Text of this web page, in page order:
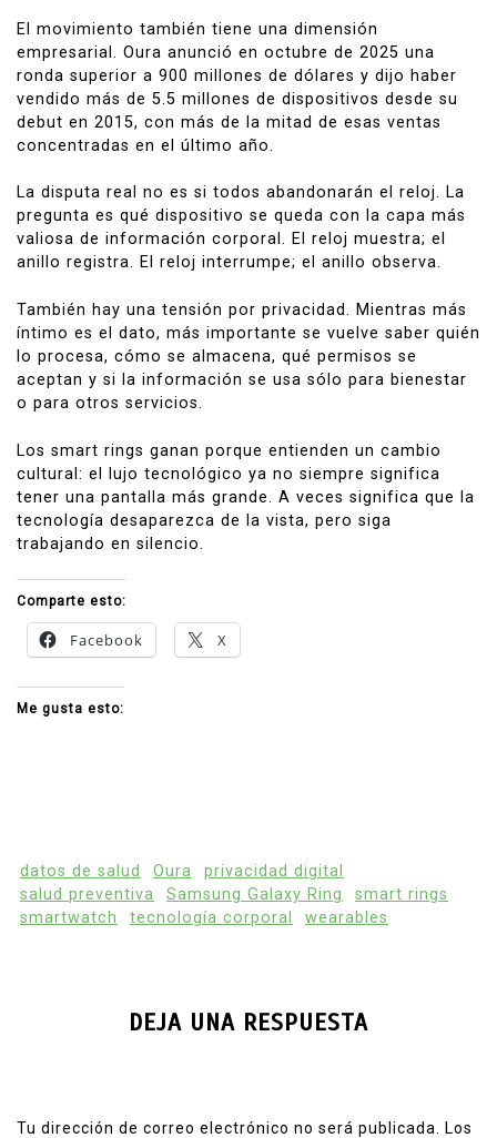
El movimiento también tiene una dimensión
empresarial. Oura anunció en octubre de 2025 una
ronda superior a 900 millones de dólares y dijo haber
vendido más de 5.5 millones de dispositivos desde su
debut en 2015, con más de la mitad de esas ventas
concentradas en el último año.
La disputa real no es si todos abandonarán el reloj. La
pregunta es qué dispositivo se queda con la capa más
valiosa de información corporal. El reloj muestra; el
anillo registra. El reloj interrumpe; el anillo observa.
También hay una tensión por privacidad. Mientras más
íntimo es el dato, más importante se vuelve saber quién
lo procesa, cómo se almacena, qué permisos se
aceptan y si la información se usa sólo para bienestar
o para otros servicios.
Los smart rings ganan porque entienden un cambio
cultural: el lujo tecnológico ya no siempre significa
tener una pantalla más grande. A veces significa que la
tecnología desaparezca de la vista, pero siga
trabajando en silencio.
Comparte esto:
Facebook X
Me gusta esto:
datos de salud Oura
privacidad digital
salud preventiva
Samsung Galaxy Ring
smart rings
smartwatch
tecnología corporal wearables
DEJA UNA RESPUESTA
Tu dirección de correo electrónico no será publicada.
Los